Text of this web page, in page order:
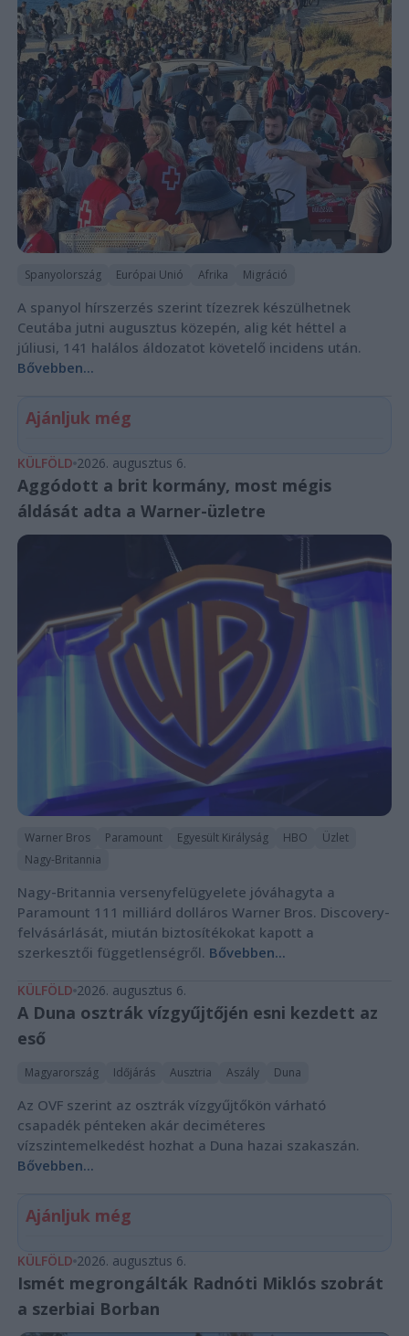
Spanyolország Európai Unió Afrika Migráció
A spanyol hírszerzés szerint tízezrek készülhetnek
Ceutába jutni augusztus közepén, alig két héttel a
júliusi, 141 halálos áldozatot követelő incidens után.
Bővebben...
Ajánljuk még
KÜLFÖLD 2026. augusztus 6.
Aggódott a brit kormány, most mégis
áldását adta a Warner-üzletre
Warner Bros Paramount Egyesült Királyság HBO
Üzlet
Nagy-Britannia
Nagy-Britannia versenyfelügyelete jóváhagyta a
Paramount 111 milliárd dolláros Warner Bros. Discovery-
felvásárlását, miután biztosítékokat kapott a
szerkesztői függetlenségről. Bővebben...
KÜLFÖLD 2026. augusztus 6.
A Duna osztrák vízgyűjtőjén esni kezdett az
eső
Magyarország Időjárás Ausztria Aszály Duna
Az OVF szerint az osztrák vízgyűjtőkön várható
csapadék pénteken akár deciméteres
vízszintemelkedést hozhat a Duna hazai szakaszán.
Bővebben...
Ajánljuk még
KÜLFÖLD 2026. augusztus 6.
Ismét megrongálták Radnóti Miklós szobrát
a szerbiai Borban